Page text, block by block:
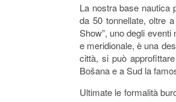
La nostra base nautica
da 50 tonnellate, oltre
Show”, uno degli
e meridionale, è una
città, si può
Bošana e a Sud la
Ultimate le formalità